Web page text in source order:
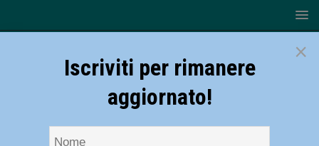
×
Iscriviti per rimanere
aggiornato!